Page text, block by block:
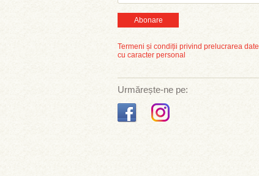
Abonare
Termeni și condiții privind prelucrarea
cu caracter personal
Urmărește-ne pe: